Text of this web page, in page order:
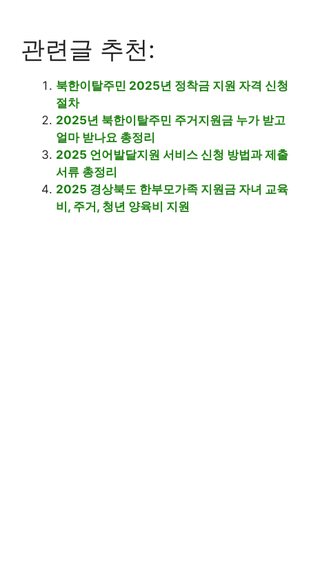
관련글 추천:
북한이탈주민 2025년 정착금 지원 자격 신청
절차
2025년 북한이탈주민 주거지원금 누가 받고
얼마 받나요 총정리
2025 언어발달지원 서비스 신청 방법과 제출
서류 총정리
2025 경상북도 한부모가족 지원금 자녀 교육
비, 주거, 청년 양육비 지원